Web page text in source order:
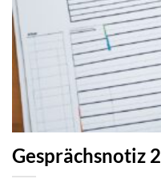
Gesprächsnotiz 2